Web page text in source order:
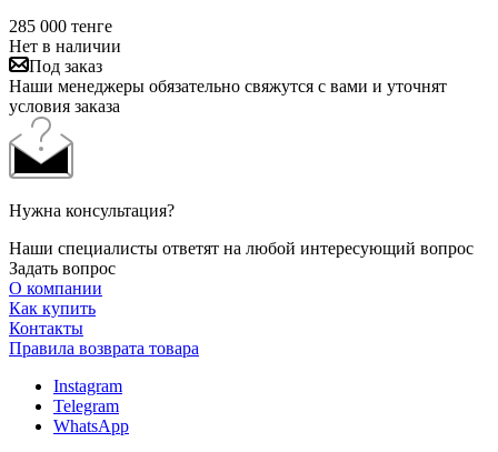
285 000 тенге
Нет в наличии
Под заказ
Наши менеджеры обязательно свяжутся с вами и уточнят
условия заказа
Нужна консультация?
Наши специалисты ответят на любой интересующий вопрос
Задать вопрос
О компании
Как купить
Контакты
Правила возврата товара
Instagram
Telegram
WhatsApp